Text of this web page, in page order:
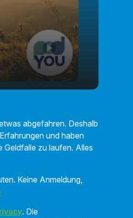
abgefahren. Deshalb
und haben
Geldfalle zu laufen. Alles
Keine Anmeldung,
. Die